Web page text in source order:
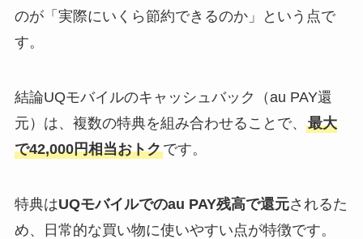
のが「実際にいくら節約できるのか」という点で
す。
結論UQモバイルのキャッシュバック（au PAY還
元）は、複数の特典を組み合わせることで、 最大
で42,000円相当おトクです。
特典はUQモバイルでのau PAY残高で還元されるた
め、日常的な買い物に使いやすい点が特徴です。